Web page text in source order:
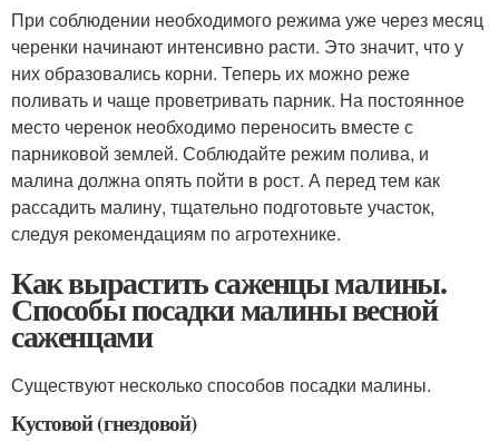
При соблюдении необходимого режима уже через месяц
черенки начинают интенсивно расти. Это значит, что у
них образовались корни. Теперь их можно реже
поливать и чаще проветривать парник. На постоянное
место черенок необходимо переносить вместе с
парниковой землей. Соблюдайте режим полива, и
малина должна опять пойти в рост. А перед тем как
рассадить малину, тщательно подготовьте участок,
следуя рекомендациям по агротехнике.
Как вырастить саженцы малины.
Способы посадки малины весной
саженцами
Существуют несколько способов посадки малины.
Кустовой (гнездовой)